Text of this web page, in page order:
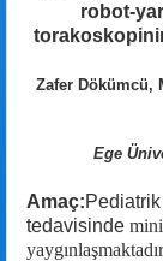
robot-
Zafer Dökümcü,
Ege
Amaç:
tedavisinde